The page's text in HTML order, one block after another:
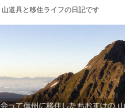
道具と移住ライフの日記です